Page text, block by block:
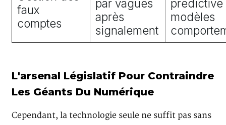
faux
comptes
par vagues
après
signalement
prédictive
modèles
L'arsenal Législatif Pour Contraindre
Les Géants Du Numérique
Cependant, la technologie seule ne suffit pas sans